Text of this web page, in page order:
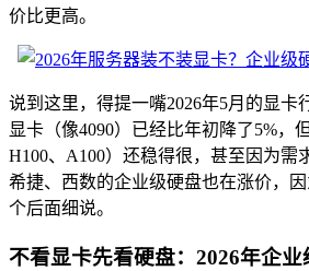
价比更高。
说到这里，得提一嘴2026年5月的显卡
显卡（像4090）已经比年初降了5%，
H100、A100）还稳得很，甚至因为需
希捷、西数的企业级硬盘也在涨价，
个后面细说。
不看显卡先看硬盘：2026年企